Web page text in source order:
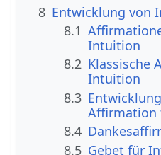
8 Entwicklung von
8.1
Intuition
8.2 Klassische
Intuition
8.3
8.4
8.5 Gebet für